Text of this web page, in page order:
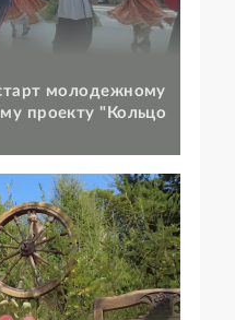
молодежному
проекту "Кольцо